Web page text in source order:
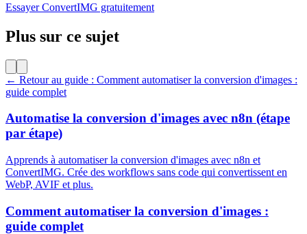
Essayer ConvertIMG gratuitement
Plus sur ce sujet
← Retour au guide : Comment automatiser la conversion d'images :
guide complet
Automatise la conversion d'images avec n8n (étape
par étape)
Apprends à automatiser la conversion d'images avec n8n et
ConvertIMG. Crée des workflows sans code qui convertissent en
WebP, AVIF et plus.
Comment automatiser la conversion d'images :
guide complet